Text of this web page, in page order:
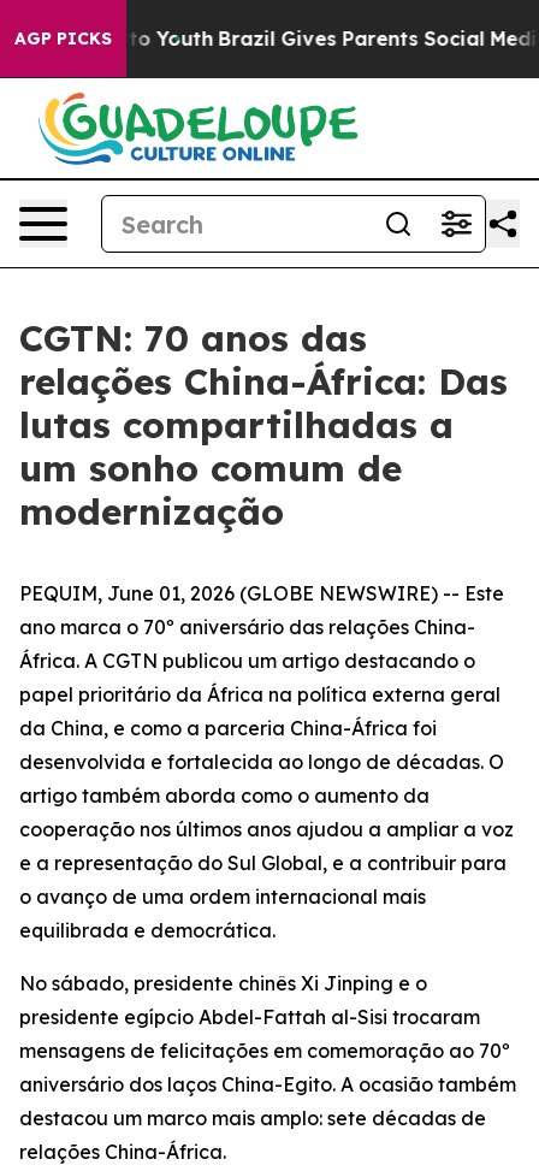
AGP PICKS
to Youth Brazil Gives Parents Social Media
CGTN: 70 anos das
relações China-África: Das
lutas compartilhadas a
um sonho comum de
modernização
PEQUIM, June 01, 2026 (GLOBE NEWSWIRE) -- Este
ano marca o 70º aniversário das relações China-
África. A CGTN publicou um artigo destacando o
papel prioritário da África na política externa geral
da China, e como a parceria China-África foi
desenvolvida e fortalecida ao longo de décadas. O
artigo também aborda como o aumento da
cooperação nos últimos anos ajudou a ampliar a voz
e a representação do Sul Global, e a contribuir para
o avanço de uma ordem internacional mais
equilibrada e democrática.
No sábado, presidente chinês Xi Jinping e o
presidente egípcio Abdel-Fattah al-Sisi trocaram
mensagens de felicitações em comemoração ao 70º
aniversário dos laços China-Egito. A ocasião também
destacou um marco mais amplo: sete décadas de
relações China-África.